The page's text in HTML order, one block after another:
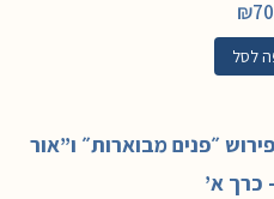
₪
לסל
״פנים מבוארות״ ו”אור
כרך א’